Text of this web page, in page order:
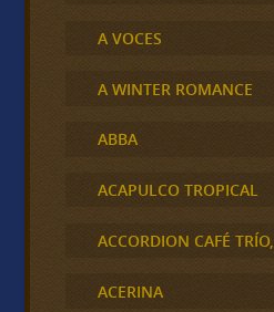
A VOCES
A WINTER ROMANCE
ABBA
ACAPULCO TROPICAL
ACCORDION CAFÉ TRÍO,
ACERINA